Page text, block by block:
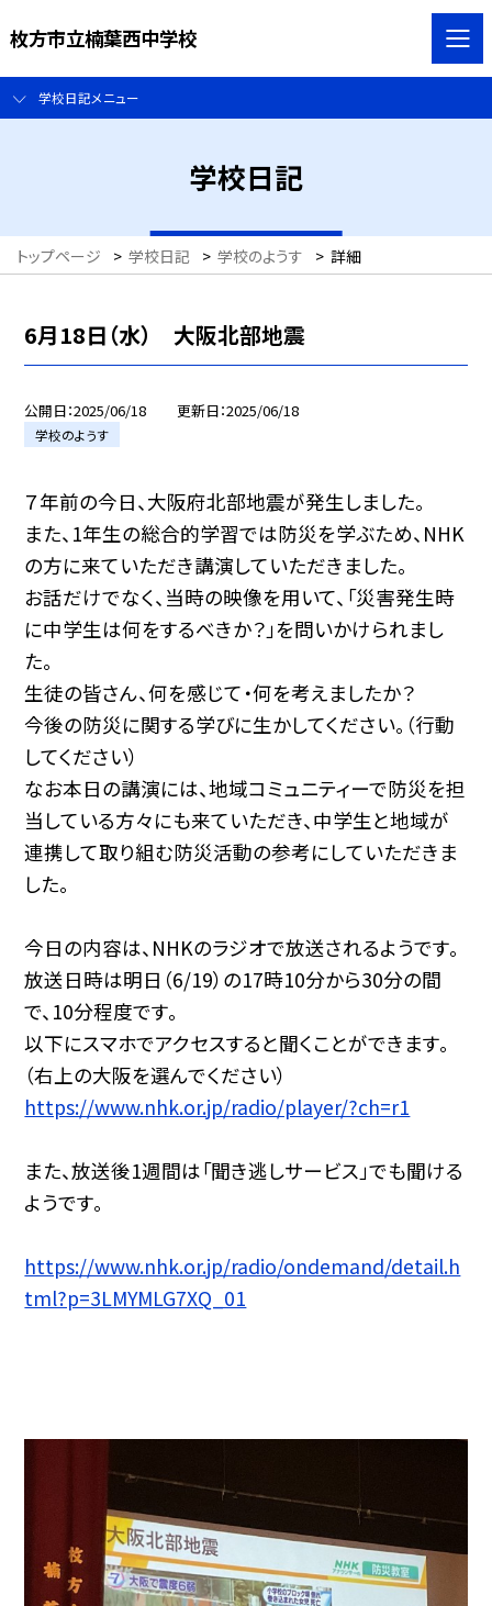
枚方市立楠葉西中学校
学校日記メニュー
学校日記
トップページ > 学校日記 > 学校のようす > 詳細
6月18日（水） 大阪北部地震
公開日 2025/06/18 更新日 2025/06/18
学校のようす
７年前の今日、大阪府北部地震が発生しました。
また、1年生の総合的学習では防災を学ぶため、NHK
の方に来ていただき講演していただきました。
お話だけでなく、当時の映像を用いて、「災害発生時
に中学生は何をするべきか？」を問いかけられまし
た。
生徒の皆さん、何を感じて・何を考えましたか？
今後の防災に関する学びに生かしてください。（行動
してください）
なお本日の講演には、地域コミュニティーで防災を担
当している方々にも来ていただき、中学生と地域が
連携して取り組む防災活動の参考にしていただきま
した。
今日の内容は、NHKのラジオで放送されるようです。
放送日時は明日（6/19）の17時10分から30分の間
で、10分程度です。
以下にスマホでアクセスすると聞くことができます。
（右上の大阪を選んでください）
https://www.nhk.or.jp/radio/player/?ch=r1
また、放送後1週間は「聞き逃しサービス」でも聞ける
ようです。
https://www.nhk.or.jp/radio/ondemand/detail.h
tml?p=3LMYMLG7XQ_01